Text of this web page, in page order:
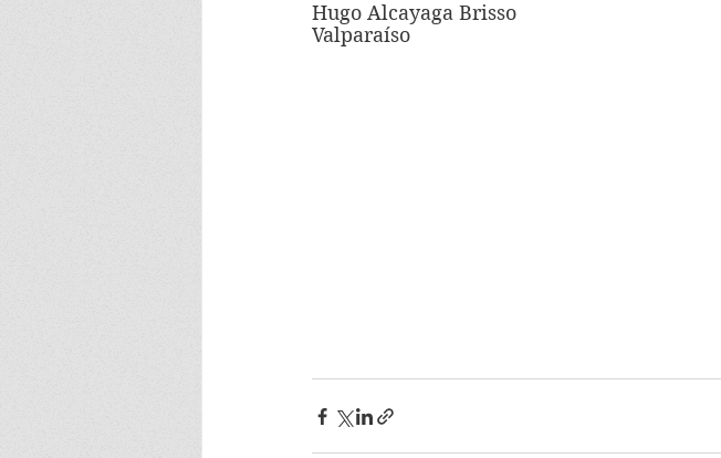
Hugo Alcayaga Brisso
Valparaíso